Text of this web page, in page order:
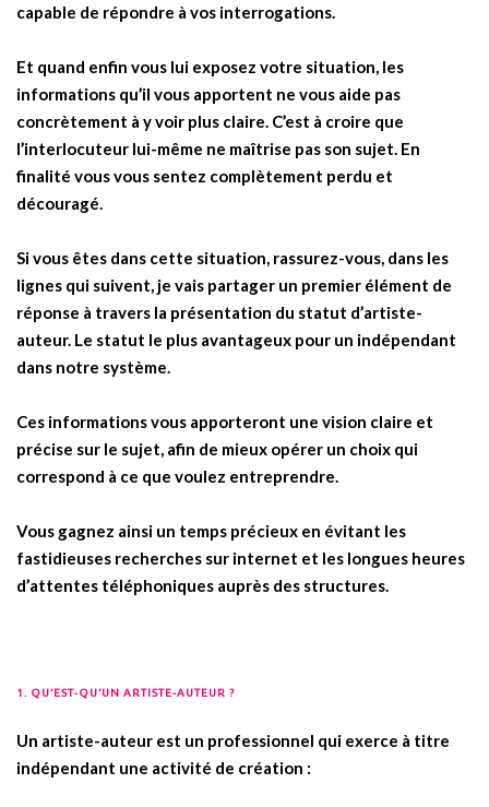
capable de répondre à vos interrogations.
Et quand enfin vous lui exposez votre situation, les
informations qu’il vous apportent ne vous aide pas
concrètement à y voir plus claire. C’est à croire que
l’interlocuteur lui-même ne maîtrise pas son sujet. En
finalité vous vous sentez complètement perdu et
découragé.
Si vous êtes dans cette situation, rassurez-vous, dans les
lignes qui suivent, je vais partager un premier élément de
réponse à travers la présentation du statut d’artiste-
auteur. Le statut le plus avantageux pour un indépendant
dans notre système.
Ces informations vous apporteront une vision claire et
précise sur le sujet, afin de mieux opérer un choix qui
correspond à ce que voulez entreprendre.
Vous gagnez ainsi un temps précieux en évitant les
fastidieuses recherches sur internet et les longues heures
d’attentes téléphoniques auprès des structures.
1. QU’EST-QU’UN ARTISTE-AUTEUR ?
Un artiste-auteur est un professionnel qui exerce à titre
indépendant une activité de création :